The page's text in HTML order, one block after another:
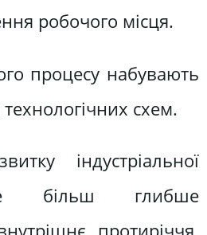
робочого місця.
процесу набувають
технологічних схем.
індустріальної
більш глибше